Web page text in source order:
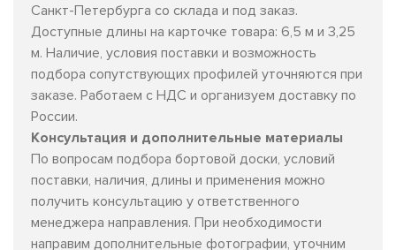
Санкт-Петербурга со склада и под заказ.
Доступные длины на карточке товара: 6,5 м и 3,25
м. Наличие, условия поставки и возможность
подбора сопутствующих профилей уточняются при
заказе. Работаем с НДС и организуем доставку по
России.
Консультация и дополнительные материалы
По вопросам подбора бортовой доски, условий
поставки, наличия, длины и применения можно
получить консультацию у ответственного
менеджера направления. При необходимости
направим дополнительные фотографии, уточним